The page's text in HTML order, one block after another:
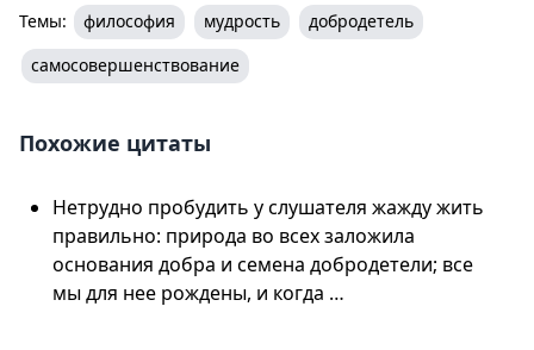
Темы: философия мудрость
добродетель
самосовершенствование
Похожие цитаты
Нетрудно пробудить у слушателя жажду жить
правильно: природа во всех заложила
основания добра и семена добродетели; все
мы для нее рождены, и когда …